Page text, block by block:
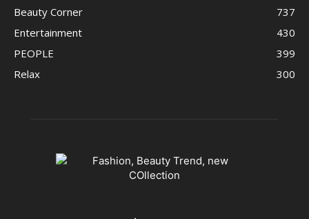
Beauty Corner
737
Entertainment
430
PEOPLE
399
Relax
300